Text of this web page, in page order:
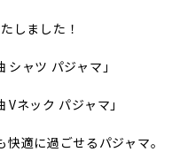
しました！
シャツ パジャマ」
ネック パジャマ」
適に過ごせるパジャマ。